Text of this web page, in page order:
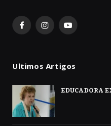
FacebookInstagramYouTube
Ultimos Artigos
EDUCADORA